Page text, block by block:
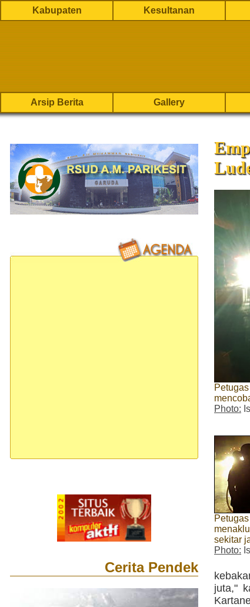
Kabupaten Kesultanan
Arsip Berita Gallery
Cerita Pendek
Photo:
sekitar
Photo:
juta,"